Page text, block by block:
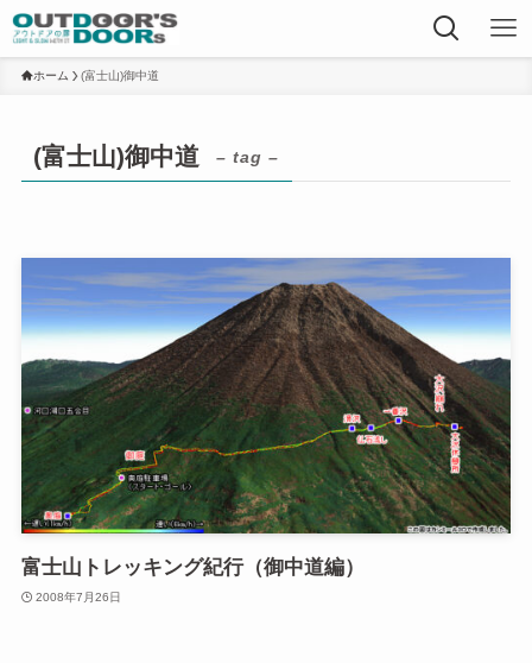
ホーム (富士山)御中道
(富士山)御中道 – tag –
富士山トレッキング紀行（御中道編）
2008年7月26日